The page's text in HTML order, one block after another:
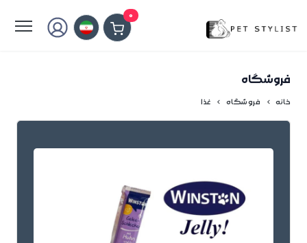
0
فروشگاه
خانه فروشگاه غذا